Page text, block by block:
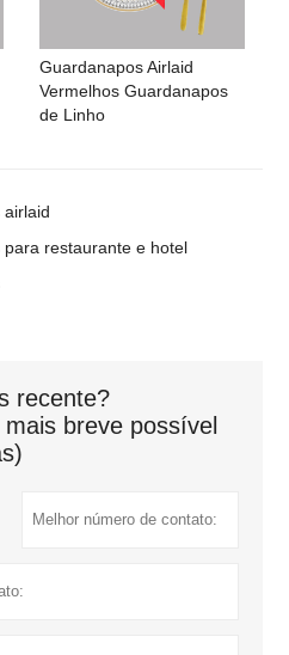
Guardanapos Airlaid
Vermelhos Guardanapos
de Linho
airlaid
restaurante e hotel
recente?
breve possível